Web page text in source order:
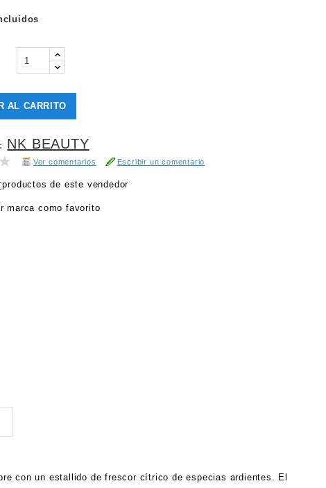
AL CARRITO
NK BEAUTY
Ver comentarios Escribir un comentario
productos de este vendedor
marca como favorito
con un estallido de frescor cítrico de especias ardientes. El